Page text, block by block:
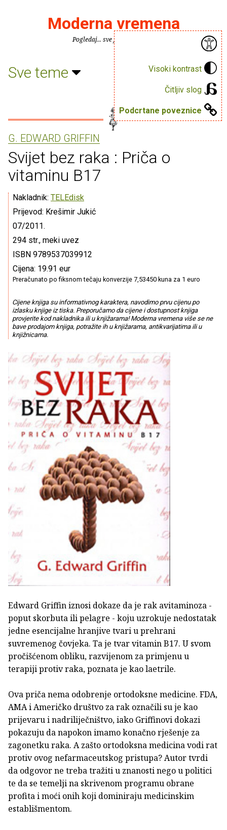
Visoki kontrast
Čitljiv slog
Podcrtane poveznice
Moderna vremena
Pogledaj... sve je puno knjiga.
Sve teme
G. EDWARD GRIFFIN
Svijet bez raka : Priča o
vitaminu B17
Nakladnik: TELEdisk
Prijevod: Krešimir Jukić
07/2011.
294 str., meki uvez
ISBN 9789537039912
Cijena: 19.91 eur
Preračunato po fiksnom tečaju konverzije 7,53450 kuna za 1 euro
Cijene knjiga su informativnog karaktera, navodimo prvu cijenu po
izlasku knjige iz tiska. Preporučamo da cijene i dostupnost knjiga
provjerite kod nakladnika ili u knjižarama! Moderna vremena više se ne
bave prodajom knjiga, potražite ih u knjižarama, antikvarijatima ili u
knjižnicama.
Edward Griffin iznosi dokaze da je rak avitaminoza -
poput skorbuta ili pelagre - koju uzrokuje nedostatak
jedne esencijalne hranjive tvari u prehrani
suvremenog čovjeka. Ta je tvar vitamin B17. U svom
pročišćenom obliku, razvijenom za primjenu u
terapiji protiv raka, poznata je kao laetrile.
Ova priča nema odobrenje ortodoksne medicine. FDA,
AMA i Američko društvo za rak označili su je kao
prijevaru i nadriliječništvo, iako Griffinovi dokazi
pokazuju da napokon imamo konačno rješenje za
zagonetku raka. A zašto ortodoksna medicina vodi rat
protiv ovog nefarmaceutskog pristupa? Autor tvrdi
da odgovor ne treba tražiti u znanosti nego u politici
te da se temelji na skrivenom programu obrane
profita i moći onih koji dominiraju medicinskim
establišmentom.